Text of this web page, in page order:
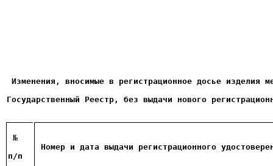
Изменения, вносимые в регистрационное досье изделия
Государственный Реестр, без выдачи нового
№
п/п
Номер и дата выдачи регистрационного